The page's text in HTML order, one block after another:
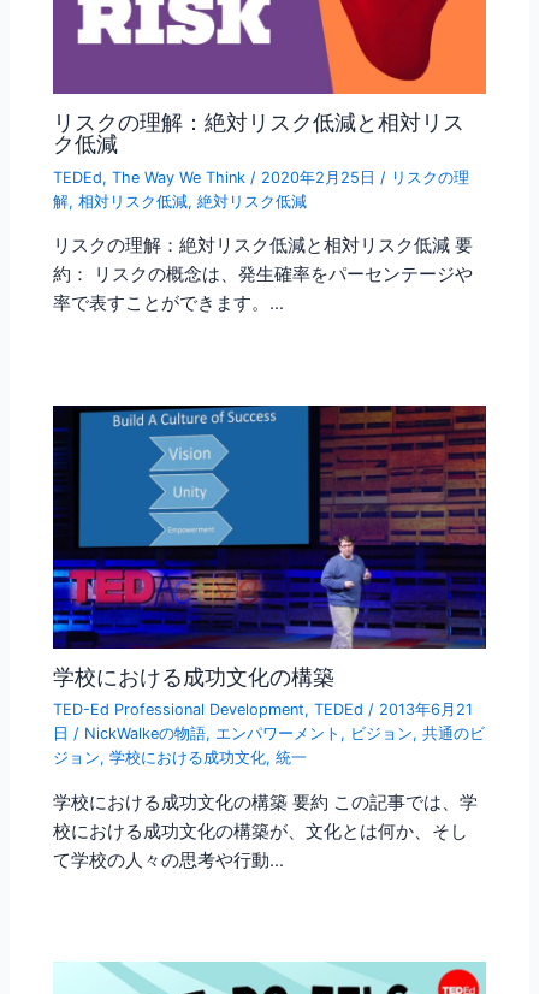
リスクの理解：絶対リスク低減と相対リス
ク低減
TEDEd,The Way We Think / 2020年2月25日 / リスクの理
解,相対リスク低減,絶対リスク低減
リスクの理解：絶対リスク低減と相対リスク低減 要
約： リスクの概念は、発生確率をパーセンテージや
率で表すことができます。…
学校における成功文化の構築
TED-Ed Professional Development,TEDEd / 2013年6月21
日/ NickWalkeの物語, エンパワーメント , ビジョン,共通のビ
ジョン,学校における成功文化,統一
学校における成功文化の構築 要約 この記事では、学
校における成功文化の構築が、文化とは何か、そし
て学校の人々の思考や行動…